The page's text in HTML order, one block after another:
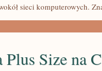
sieci komputerowych.
Plus Size na